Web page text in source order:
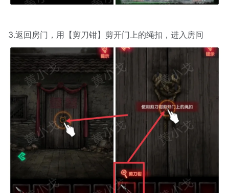
3.返回房门，用【剪刀钳】剪开门上的绳扣，进入房间